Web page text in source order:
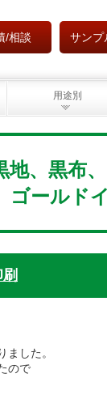
/相談 サンプ
用途別
地、黒布
ゴールド
した。
ので